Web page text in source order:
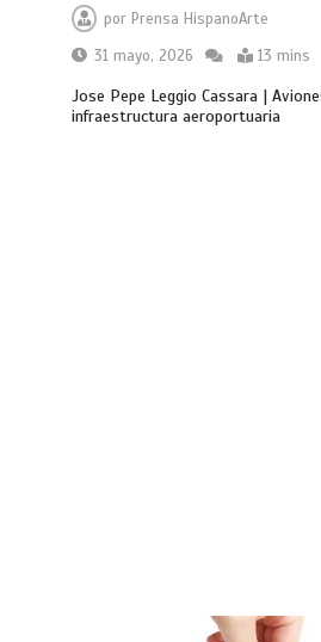
por Prensa HispanoArte
31 mayo, 2026
13 mins
Jose Pepe Leggio Cassara |
infraestructura aeroportuaria